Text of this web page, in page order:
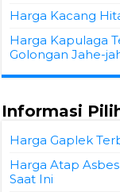
Harga Kacang
Harga Kapulaga
Golongan Jahe-
Informasi
Harga Gaplek
Harga Atap
Saat Ini